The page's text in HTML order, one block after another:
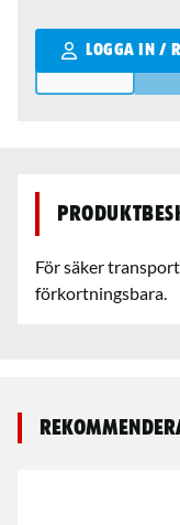
LOGGA IN /
Qantity
För säker
förkortningsbara.